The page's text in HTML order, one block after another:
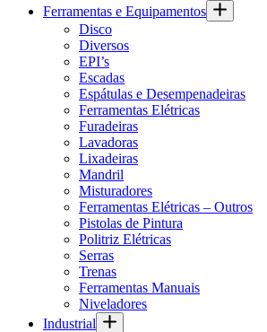
Ferramentas e Equipamentos
Disco
Diversos
EPI’s
Escadas
Espátulas e Desempenadeiras
Ferramentas Elétricas
Furadeiras
Lavadoras
Lixadeiras
Mandril
Misturadores
Ferramentas Elétricas – Outros
Pistolas de Pintura
Politriz Elétricas
Serras
Trenas
Ferramentas Manuais
Niveladores
Industrial